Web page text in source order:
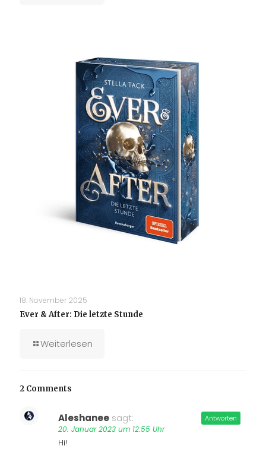
18. November 2025
Ever & After: Die letzte Stunde
Weiterlesen
2 Comments
Aleshanee sagt:
20. Januar 2023 um 12:55 Uhr
Hi!
Antworten